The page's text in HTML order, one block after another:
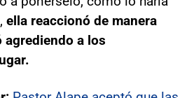
ella reaccionó de manera
a los